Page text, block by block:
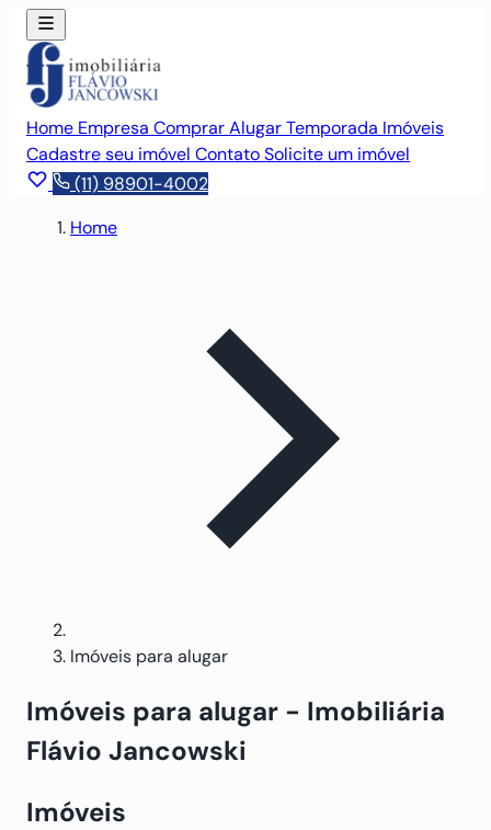
Home Empresa ComprarAlugarTemporada Imóveis
Cadastre seu imóvel ContatoSolicite um imóvel
(11) 98901-4002
Home
Imóveis para alugar
Imóveis para alugar - Imobiliária
Flávio Jancowski
Imóveis